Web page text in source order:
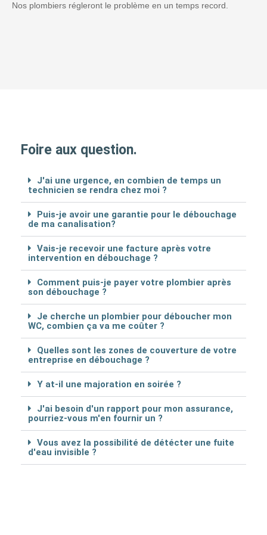
Nos plombiers régleront le problème en un temps record.
Foire aux question.
J'ai une urgence, en combien de temps un
technicien se rendra chez moi ?
Puis-je avoir une garantie pour le débouchage
de ma canalisation?
Vais-je recevoir une facture après votre
intervention en débouchage ?
Comment puis-je payer votre plombier après
son débouchage ?
Je cherche un plombier pour déboucher mon
WC, combien ça va me coûter ?
Quelles sont les zones de couverture de votre
entreprise en débouchage ?
Y at-il une majoration en soirée ?
J'ai besoin d'un rapport pour mon assurance,
pourriez-vous m'en fournir un ?
Vous avez la possibilité de détécter une fuite
d'eau invisible ?